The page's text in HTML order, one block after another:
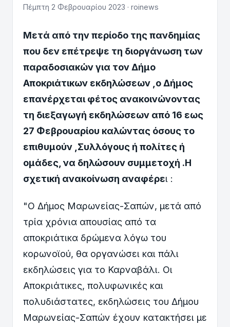
Πέμπτη 2 Φεβρουαρίου 2023 · roinews
Μετά από την περίοδο της πανδημίας
που δεν επέτρεψε τη διοργάνωση των
παραδοσιακών για τον Δήμο
Αποκριάτικων εκδηλώσεων ,ο Δήμος
επανέρχεται φέτος ανακοινώνοντας
τη διεξαγωγή εκδηλώσεων από 16 εως
27 Φεβρουαρίου καλώντας όσους το
επιθυμούν ,Συλλόγους ή πολίτες ή
ομάδες, να δηλώσουν συμμετοχή .Η
σχετική ανακοίνωση αναφέρει :
"Ο Δήμος Μαρωνείας-Σαπών, μετά από
τρία χρόνια απουσίας από τα
αποκριάτικα δρώμενα λόγω του
κορωνοϊού, θα οργανώσει και πάλι
εκδηλώσεις για το Καρναβάλι. Οι
Αποκριάτικες, πολυφωνικές και
πολυδιάστατες, εκδηλώσεις του Δήμου
Μαρωνείας-Σαπών έχουν κατακτήσει με